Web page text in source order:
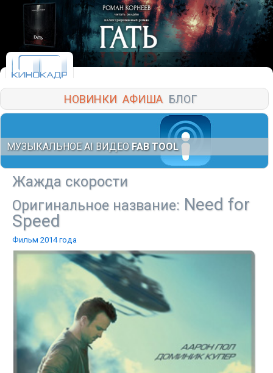
НОВИНКИ АФИША БЛОГ
МУЗЫКАЛЬНОЕ AI ВИДЕО FAB TOOL
Жажда скорости
Оригинальное название: Need for
Speed
Фильм 2014 года